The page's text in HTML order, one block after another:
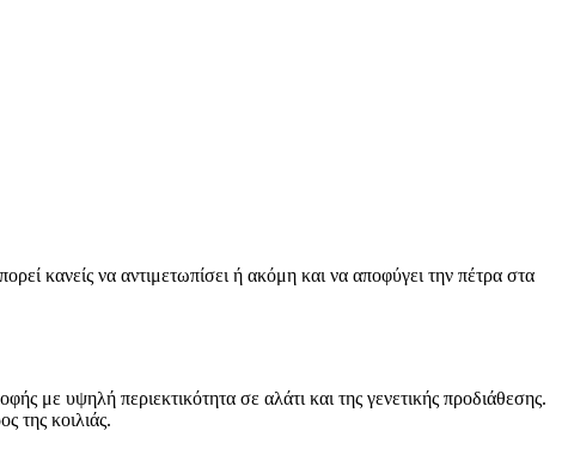
κανείς να αντιμετωπίσει ή ακόμη και να αποφύγει την πέτρα στα
με υψηλή περιεκτικότητα σε αλάτι και της γενετικής προδιάθεσης.
της κοιλιάς.